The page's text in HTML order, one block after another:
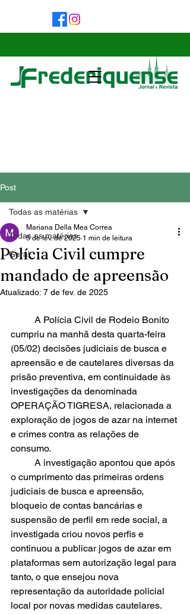
Post
Todas as matérias
Geral
Todas as matérias
Polícia Civil cumpre
mandado de apreensão
Mariana Della Mea Correa
5 de fev. de 2025 1 min de leitura
Atualizado: 7 de fev. de 2025
cumpriu na manhã desta quarta-feira
(05/02) decisões judiciais de busca e
apreensão e de cautelares diversas da
prisão preventiva, em continuidade às
investigações da denominada
OPERAÇÃO TIGRESA, relacionada a
exploração de jogos de azar na internet
e crimes contra as relações de
consumo.
o cumprimento das primeiras ordens
judiciais de busca e apreensão,
bloqueio de contas bancárias e
suspensão de perfil em rede social, a
investigada criou novos perfis e
continuou a publicar jogos de azar em
plataformas sem autorização legal para
tanto, o que ensejou nova
representação da autoridade policial
local por novas medidas cautelares.